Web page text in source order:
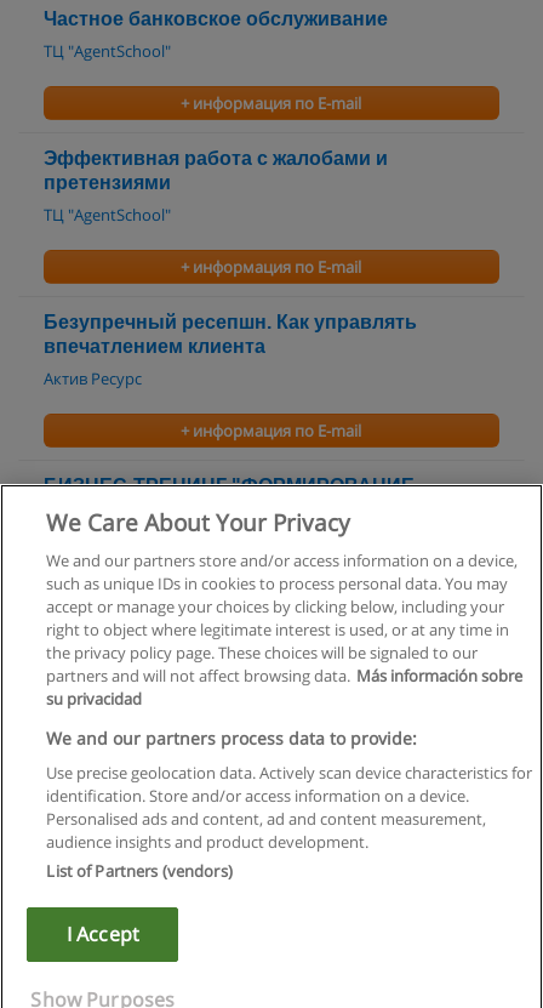
Частное банковское обслуживание
ТЦ "AgentSchool"
+ информация по E-mail
Эффективная работа с жалобами и
претензиями
ТЦ "AgentSchool"
+ информация по E-mail
Безупречный ресепшн. Как управлять
впечатлением клиента
Актив Ресурс
+ информация по E-mail
БИЗНЕС-ТРЕНИНГ "ФОРМИРОВАНИЕ
КЛИЕНТ-ОРИЕНТИРОВАННОГО ПОДХОДА"
CTS: Корпоративные стратегии обучения
+ информация по E-mail
Правила пользования
Конфиденциальность информации
Напишите Educaedu
Copyright © Educaedu Business S.L. - CIF : B-95610580: -
We Care About Your Privacy
We and our partners store and/or access information on a device,
such as unique IDs in cookies to process personal data. You may
accept or manage your choices by clicking below, including your
right to object where legitimate interest is used, or at any time in
the privacy policy page. These choices will be signaled to our
partners and will not affect browsing data. Más información sobre
su privacidad
We and our partners process data to provide:
Use precise geolocation data. Actively scan device characteristics for
identification. Store and/or access information on a device.
Personalised ads and content, ad and content measurement,
audience insights and product development.
List of Partners (vendors)
I Accept
Show Purposes